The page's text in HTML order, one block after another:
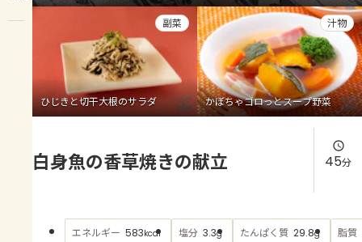
よくあるお問い合わせ
お買い物
AJINOMOTO PARK とは
ひじきと切干大根のサラダ
副菜
かぼちゃゴロっとスープ野菜
汁物
白身魚の香草焼きの献立 45分
エネルギー 583kcal 塩分 3.3g たんぱく質 29.8g 脂質